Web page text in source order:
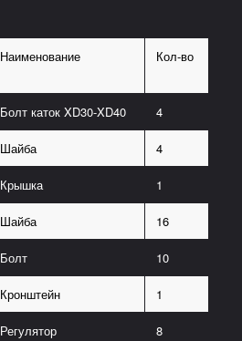
Наименование Кол-во
Болт каток XD30-XD40 4
Шайба 4
Крышка 1
Шайба 16
Болт 10
Кронштейн 1
Регулятор 8